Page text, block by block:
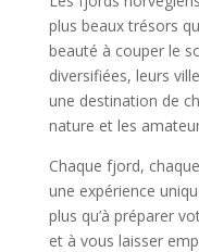
plus beaux trésors
beauté à couper le
diversifiées, leurs
une destination de
nature et les
Chaque fjord,
une expérience
plus qu’à préparer
et à vous laisser